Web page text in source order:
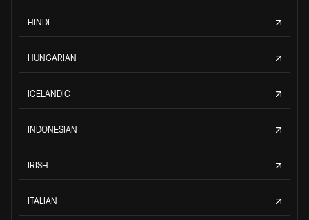
HINDI
HUNGARIAN
ICELANDIC
INDONESIAN
IRISH
ITALIAN